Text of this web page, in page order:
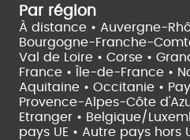
Par région
À distance • Auvergne-
Bourgogne-Franche-
Val de Loire • Corse •
France •
Île-de-France •
Aquitaine • Occitanie •
Provence-Alpes-Côte
Etranger • Belgique/
pays UE • Autre pays hors